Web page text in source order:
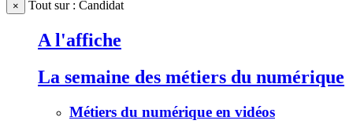
× Tout sur : Candidat
A l'affiche
La semaine des métiers du numérique
Métiers du numérique en vidéos